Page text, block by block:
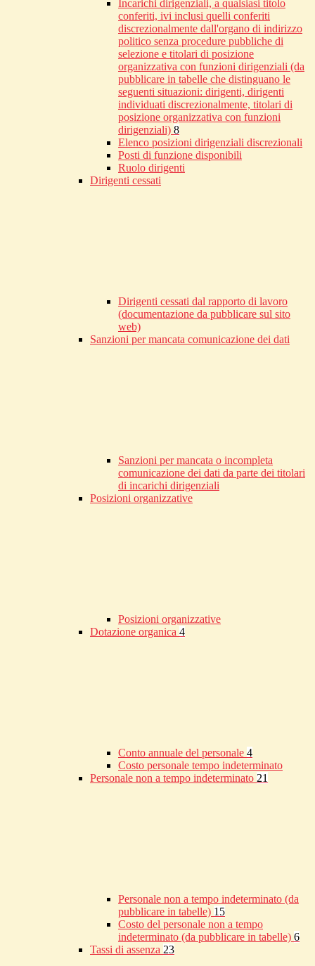
Incarichi dirigenziali, a qualsiasi titolo
conferiti, ivi inclusi quelli conferiti
discrezionalmente dall'organo di indirizzo
politico senza procedure pubbliche di
selezione e titolari di posizione
organizzativa con funzioni dirigenziali (da
pubblicare in tabelle che distinguano le
seguenti situazioni: dirigenti, dirigenti
individuati discrezionalmente, titolari di
posizione organizzativa con funzioni
dirigenziali) 8
Elenco posizioni dirigenziali discrezionali
Posti di funzione disponibili
Ruolo dirigenti
Dirigenti cessati
Dirigenti cessati dal rapporto di lavoro
(documentazione da pubblicare sul sito
web)
Sanzioni per mancata comunicazione dei dati
Sanzioni per mancata o incompleta
comunicazione dei dati da parte dei titolari
di incarichi dirigenziali
Posizioni organizzative
Posizioni organizzative
Dotazione organica 4
Conto annuale del personale 4
Costo personale tempo indeterminato
Personale non a tempo indeterminato 21
Personale non a tempo indeterminato (da
pubblicare in tabelle) 15
Costo del personale non a tempo
indeterminato (da pubblicare in tabelle) 6
Tassi di assenza 23